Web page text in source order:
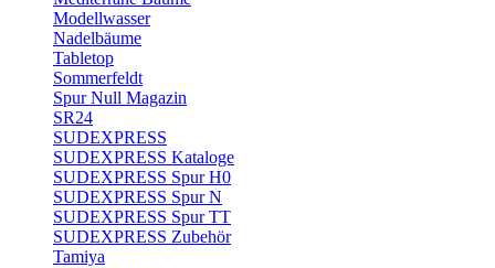
Modellwasser
Nadelbäume
Tabletop
Sommerfeldt
Spur Null Magazin
SR24
SUDEXPRESS
SUDEXPRESS Kataloge
SUDEXPRESS Spur H0
SUDEXPRESS Spur N
SUDEXPRESS Spur TT
SUDEXPRESS Zubehör
Tamiya